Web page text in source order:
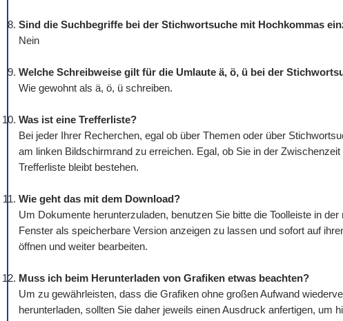
Sind die Suchbegriffe bei der Stichwortsuche mit Hochkommas
Nein
Welche Schreibweise gilt für die Umlaute ä, ö, ü bei der
Wie gewohnt als ä, ö, ü schreiben.
Was ist eine Trefferliste?
Bei jeder Ihrer Recherchen, egal ob über Themen oder über
am linken Bildschirmrand zu erreichen. Egal, ob Sie in der
Trefferliste bleibt bestehen.
Wie geht das mit dem Download?
Um Dokumente herunterzuladen, benutzen Sie bitte die Toolleiste in
Fenster als speicherbare Version anzeigen zu lassen und sofort auf
öffnen und weiter bearbeiten.
Muss ich beim Herunterladen von Grafiken etwas beachten?
Um zu gewährleisten, dass die Grafiken ohne großen Aufwand
herunterladen, sollten Sie daher jeweils einen Ausdruck anfertigen, um